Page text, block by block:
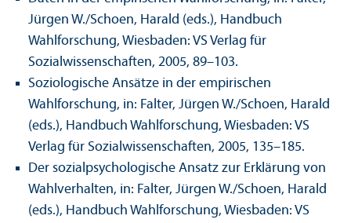
Jürgen W./Schoen, Harald (eds.), Handbuch
Wahlforschung, Wiesbaden: VS Verlag für
Sozialwissenschaften, 2005, 89–103.
Soziologische Ansätze in der empirischen
Wahlforschung, in: Falter, Jürgen W./Schoen, Harald
(eds.), Handbuch Wahlforschung, Wiesbaden: VS
Verlag für Sozialwissenschaften, 2005, 135–185.
Der sozialpsychologische Ansatz zur Erklärung von
Wahlverhalten, in: Falter, Jürgen W./Schoen, Harald
(eds.), Handbuch Wahlforschung, Wiesbaden: VS